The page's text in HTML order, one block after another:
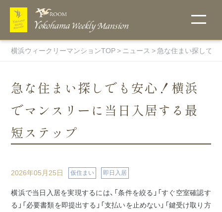
こだわりで探
超大型プレ
駐車場付き
物件
地図から探
関内エリア
蒔田エリア
吉野町エリ
キャンペーン
ン中のお部
詳細条件で探
ご入居までの
選ばれる理由 お支払い方法
ウィークリー
マンスリー料
金表
オンラインク
レジットカー
ホテル・賃貸
マンションと
ウイークリー
マンションを
他社には真似
社のオリジナ
無料Wi-Fi
宅配受取りＢ
フィットネス
横浜ウィークリーマンションTOP ニュース 急な住まい探しでも
急な住まい探しでも安心！横浜
でマンスリーに当日入居する最
短ステップ
2026年05月25日 仮住まい 即日入居
横浜で当日入居を実現するには、「条件を絞る」「すぐ空室確認す
る」「必要書類を即提出する」「支払いを止めない」「鍵受け取り方